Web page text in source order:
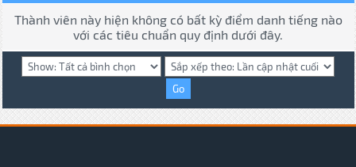
Thành viên này hiện không có bất kỳ điểm danh tiếng nào
với các tiêu chuẩn quy định dưới đây.